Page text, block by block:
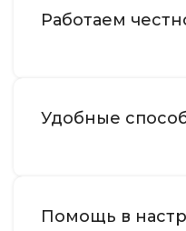
Работаем
Удобные
Помощь в